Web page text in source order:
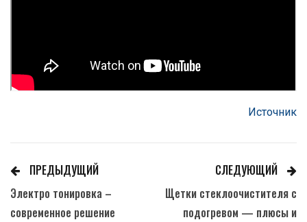
Источник
ПРЕДЫДУЩИЙ
Электро тонировка –
современное решение
СЛЕДУЮЩИЙ
Щетки стеклоочистителя с
подогревом — плюсы и